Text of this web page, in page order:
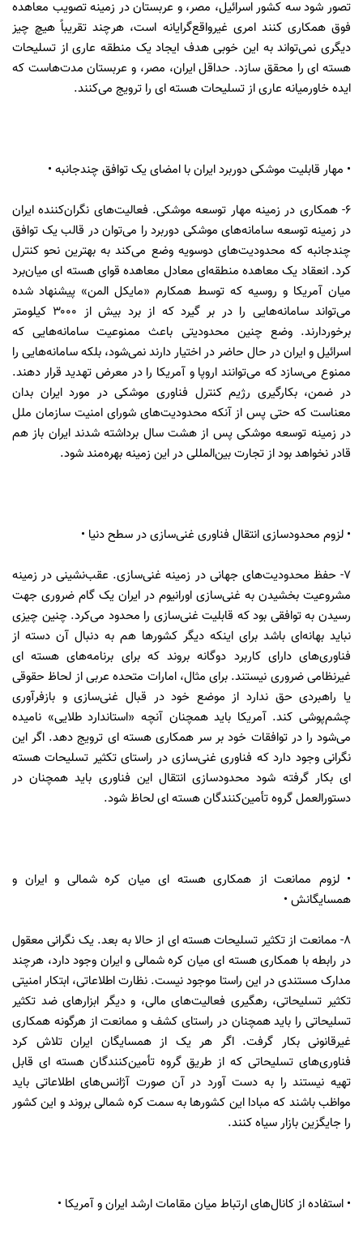
تصور شود سه کشور اسرائیل، مصر، و عربستان در زمینه تصویب معاهده
فوق همکاری کنند امری غیرواقع‌گرایانه است، هرچند تقریباً هیچ چیز
دیگری نمی‌تواند به این خوبی هدف ایجاد یک منطقه عاری از تسلیحات
هسته ای را محقق سازد. حداقل ایران، مصر، و عربستان مدت‌هاست که
ایده خاورمیانه عاری از تسلیحات هسته ای را ترویج می‌کنند.
• مهار قابلیت موشکی دوربرد ایران با امضای یک توافق چندجانبه •
۶- همکاری در زمینه مهار توسعه موشکی. فعالیت‌های نگران‌کننده ایران
در زمینه توسعه سامانه‌های موشکی دوربرد را می‌توان در قالب یک توافق
چندجانبه که محدودیت‌های دوسویه وضع می‌کند به بهترین نحو کنترل
کرد. انعقاد یک معاهده منطقه‌ای معادل معاهده قوای هسته ای میان‌برد
میان آمریکا و روسیه که توسط همکارم «مایکل المن» پیشنهاد شده
می‌تواند سامانه‌هایی را در بر گیرد که از برد بیش از ۳۰۰۰ کیلومتر
برخوردارند. وضع چنین محدودیتی باعث ممنوعیت سامانه‌هایی که
اسرائیل و ایران در حال حاضر در اختیار دارند نمی‌شود، بلکه سامانه‌هایی را
ممنوع می‌سازد که می‌توانند اروپا و آمریکا را در معرض تهدید قرار دهند.
در ضمن، بکارگیری رژیم کنترل فناوری موشکی در مورد ایران بدان
معناست که حتی پس از آنکه محدودیت‌های شورای امنیت سازمان ملل
در زمینه توسعه موشکی پس از هشت سال برداشته شدند ایران باز هم
قادر نخواهد بود از تجارت بین‌المللی در این زمینه بهره‌مند شود.
• لزوم محدودسازی انتقال فناوری غنی‌سازی در سطح دنیا •
۷- حفظ محدودیت‌های جهانی در زمینه غنی‌سازی. عقب‌نشینی در زمینه
مشروعیت بخشیدن به غنی‌سازی اورانیوم در ایران یک گام ضروری جهت
رسیدن به توافقی بود که قابلیت غنی‌سازی را محدود می‌کرد. چنین چیزی
نباید بهانه‌ای باشد برای اینکه دیگر کشورها هم به دنبال آن دسته از
فناوری‌های دارای کاربرد دوگانه بروند که برای برنامه‌های هسته ای
غیرنظامی ضروری نیستند. برای مثال، امارات متحده عربی از لحاظ حقوقی
یا راهبردی حق ندارد از موضع خود در قبال غنی‌سازی و بازفرآوری
چشم‌پوشی کند. آمریکا باید همچنان آنچه «استاندارد طلایی» نامیده
می‌شود را در توافقات خود بر سر همکاری هسته ای ترویج دهد. اگر این
نگرانی وجود دارد که فناوری غنی‌سازی در راستای تکثیر تسلیحات هسته
ای بکار گرفته شود محدودسازی انتقال این فناوری باید همچنان در
دستورالعمل گروه تأمین‌کنندگان هسته ای لحاظ شود.
• لزوم ممانعت از همکاری هسته ای میان کره شمالی و ایران و
همسایگانش •
۸- ممانعت از تکثیر تسلیحات هسته ای از حالا به بعد. یک نگرانی معقول
در رابطه با همکاری هسته ای میان کره شمالی و ایران وجود دارد، هرچند
مدارک مستندی در این راستا موجود نیست. نظارت اطلاعاتی، ابتکار امنیتی
تکثیر تسلیحاتی، رهگیری فعالیت‌های مالی، و دیگر ابزارهای ضد تکثیر
تسلیحاتی را باید همچنان در راستای کشف و ممانعت از هرگونه همکاری
غیرقانونی بکار گرفت. اگر هر یک از همسایگان ایران تلاش کرد
فناوری‌های تسلیحاتی که از طریق گروه تأمین‌کنندگان هسته ای قابل
تهیه نیستند را به دست آورد در آن صورت آژانس‌های اطلاعاتی باید
مواظب باشند که مبادا این کشورها به سمت کره شمالی بروند و این کشور
را جایگزین بازار سیاه کنند.
• استفاده از کانال‌های ارتباط میان مقامات ارشد ایران و آمریکا •